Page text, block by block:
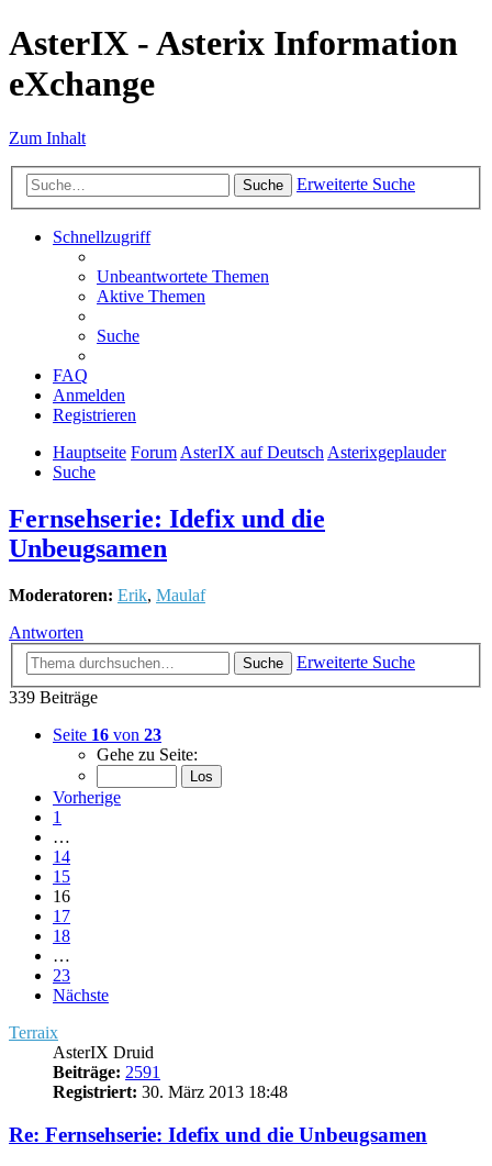
AsterIX - Asterix Information
eXchange
Zum Inhalt
Suche Erweiterte Suche
Schnellzugriff
Unbeantwortete Themen
Aktive Themen
Suche
FAQ
Anmelden
Registrieren
Hauptseite ForumAsterIX auf DeutschAsterixgeplauder
Suche
Fernsehserie: Idefix und die
Unbeugsamen
Moderatoren: Erik, Maulaf
Antworten
Suche
Erweiterte Suche
339 Beiträge
Seite 16 von 23
Gehe zu Seite:
Vorherige
1
…
14
15
16
17
18
…
23
Nächste
Terraix
AsterIX Druid
Beiträge: 2591
Registriert: 30. März 2013 18:48
Re: Fernsehserie: Idefix und die Unbeugsamen